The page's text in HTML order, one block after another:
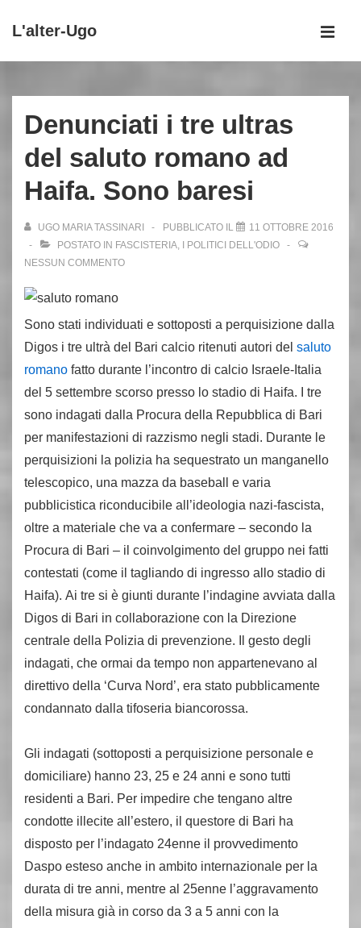
Vai
principale
L'alter-Ugo
principale
Denunciati i tre ultras
del saluto romano ad
Haifa. Sono baresi
UGO MARIA TASSINARI PUBBLICATO IL
11 OTTOBRE 2016
POSTATO IN FASCISTERIA,
I POLITICI DELL'ODIO
NESSUN COMMENTO
Sono stati individuati e sottoposti a perquisizione dalla
Digos i tre ultrà del Bari calcio ritenuti autori del saluto
romano fatto durante l’incontro di calcio Israele-Italia
del 5 settembre scorso presso lo stadio di Haifa. I tre
sono indagati dalla Procura della Repubblica di Bari
per manifestazioni di razzismo negli stadi. Durante le
perquisizioni la polizia ha sequestrato un manganello
telescopico, una mazza da baseball e varia
pubblicistica riconducibile all’ideologia nazi-fascista,
oltre a materiale che va a confermare – secondo la
Procura di Bari – il coinvolgimento del gruppo nei fatti
contestati (come il tagliando di ingresso allo stadio di
Haifa). Ai tre si è giunti durante l’indagine avviata dalla
Digos di Bari in collaborazione con la Direzione
centrale della Polizia di prevenzione. Il gesto degli
indagati, che ormai da tempo non appartenevano al
direttivo della ‘Curva Nord’, era stato pubblicamente
condannato dalla tifoseria biancorossa.
Gli indagati (sottoposti a perquisizione personale e
domiciliare) hanno 23, 25 e 24 anni e sono tutti
residenti a Bari. Per impedire che tengano altre
condotte illecite all’estero, il questore di Bari ha
disposto per l’indagato 24enne il provvedimento
Daspo esteso anche in ambito internazionale per la
durata di tre anni, mentre al 25enne l’aggravamento
della misura già in corso da 3 a 5 anni con la